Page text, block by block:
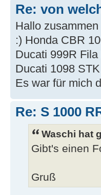
Re: von
Hallo
:) Honda CBR
Ducati 999R
Ducati 1098
Es war für mich
Re: S 1000
Waschi hat
Gibt's einen
Gruß